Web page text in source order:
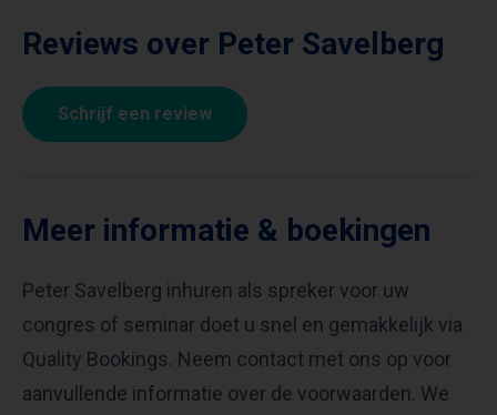
Reviews over Peter Savelberg
Schrijf een review
Meer informatie & boekingen
Peter Savelberg inhuren als spreker voor uw
congres of seminar doet u snel en gemakkelijk via
Quality Bookings. Neem contact met ons op voor
aanvullende informatie over de voorwaarden. We